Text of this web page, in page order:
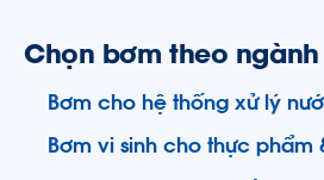
Chọn bơm theo
Bơm cho hệ thống xử lý
Bơm vi sinh cho thực phẩm